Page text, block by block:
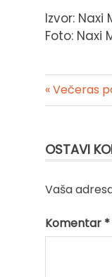
Izvor:
Foto: Naxi
« Večeras
OSTAVI
Vaša
Komentar *